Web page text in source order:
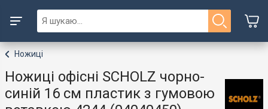
Ножиці
Ножиці офісні SCHOLZ чорно-
синій 16 см пластик з гумовою